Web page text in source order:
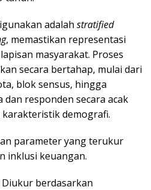
adalah stratified
, memastikan representasi
masyarakat. Proses
secara bertahap, mulai dari
blok sensus, hingga
responden secara acak
demografi.
parameter yang terukur
inklusi keuangan.
berdasarkan